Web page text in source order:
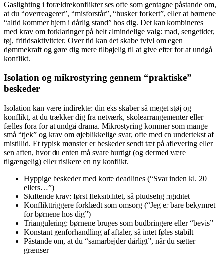
Gaslighting i forældrekonflikter ses ofte som gentagne påstande om,
at du “overreagerer”, “misforstår”, “husker forkert”, eller at børnene
“altid kommer hjem i dårlig stand” hos dig. Det kan kombineres
med krav om forklaringer på helt almindelige valg: mad, sengetider,
tøj, fritidsaktiviteter. Over tid kan det skabe tvivl om egen
dømmekraft og gøre dig mere tilbøjelig til at give efter for at undgå
konflikt.
Isolation og mikrostyring gennem “praktiske”
beskeder
Isolation kan være indirekte: din eks skaber så meget støj og
konflikt, at du trækker dig fra netværk, skolearrangementer eller
fælles fora for at undgå drama. Mikrostyring kommer som mange
små “tjek” og krav om øjeblikkelige svar, ofte med en undertekst af
mistillid. Et typisk mønster er beskeder sendt tæt på aflevering eller
sen aften, hvor du enten må svare hurtigt (og dermed være
tilgængelig) eller risikere en ny konflikt.
Hyppige beskeder med korte deadlines (“Svar inden kl. 20
ellers…”)
Skiftende krav: først fleksibilitet, så pludselig rigiditet
Konflikttriggere forklædt som omsorg (“Jeg er bare bekymret
for børnene hos dig”)
Triangulering: børnene bruges som budbringere eller “bevis”
Konstant genforhandling af aftaler, så intet føles stabilt
Påstande om, at du “samarbejder dårligt”, når du sætter
grænser